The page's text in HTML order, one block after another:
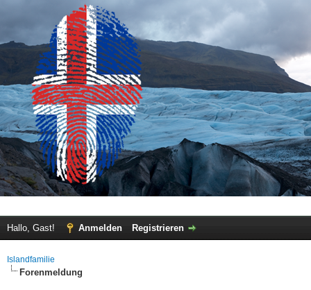
Hallo, Gast! Anmelden Registrieren
Islandfamilie
Forenmeldung